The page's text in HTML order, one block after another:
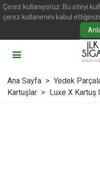
Çerez kullanıyoruz. Bu siteyi
çerez kullanımını kabul
Ana Sayfa > Yedek
Kartuşlar > Luxe X Kartuş